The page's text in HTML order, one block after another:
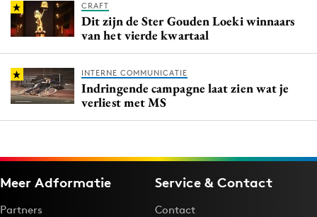
CRAFT
Dit zijn de Ster Gouden Loeki winnaars
van het vierde kwartaal
INTERNE COMMUNICATIE
Indringende campagne laat zien wat je
verliest met MS
Meer Adformatie
Partners
Service & Contact
Contact